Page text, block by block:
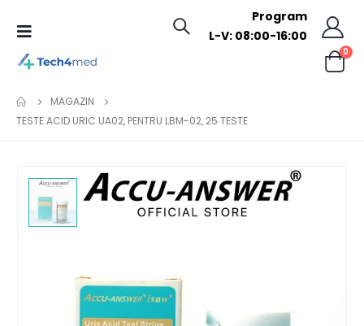
Program
L-V: 08:00-16:00
0
MAGAZIN
TESTE ACID URIC UA02, PENTRU LBM-02, 25 TESTE